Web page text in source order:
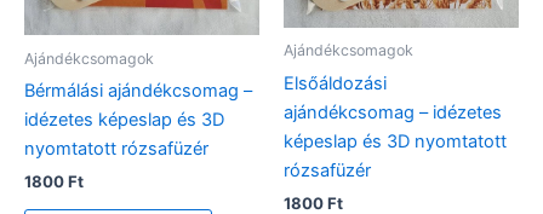
Ajándékcsomagok
Bérmálási ajándékcsomag –
idézetes képeslap és 3D
nyomtatott rózsafüzér
1800Ft
Ajándékcsomagok
Elsőáldozási
ajándékcsomag – idézetes
képeslap és 3D nyomtatott
rózsafüzér
1800Ft